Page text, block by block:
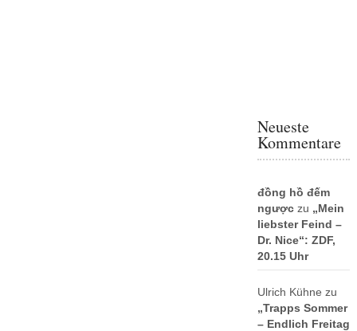
Neueste
Kommentare
đồng hồ đếm
ngượczu „Mein
liebster Feind –
Dr. Nice“: ZDF,
20.15 Uhr
Ulrich Kühne zu
„Trapps Sommer
– Endlich Freitag